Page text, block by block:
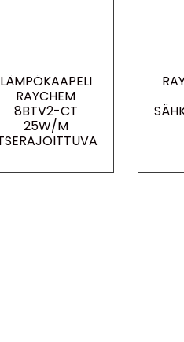
LÄMPÖKAAPELI
RAYCHEM
8BTV2-CT
25W/M